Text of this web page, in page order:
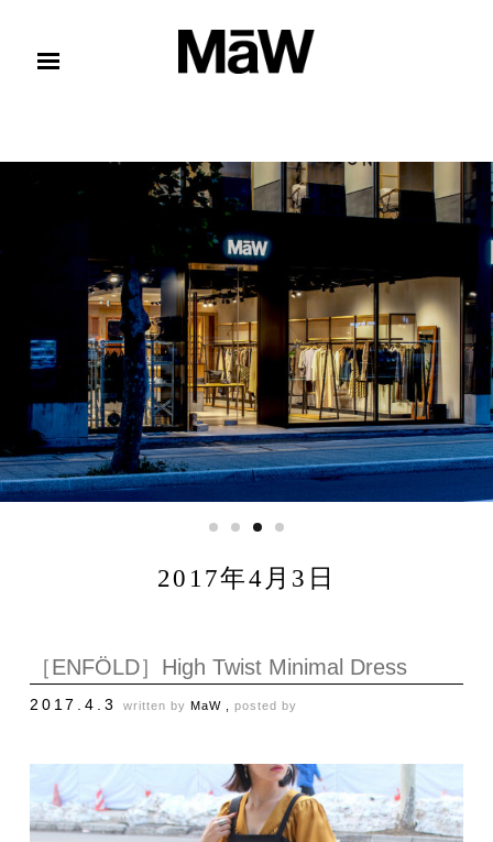
2017年4月3日
［ENFÖLD］High Twist Minimal Dress
2017.4.3written byMaW ,posted by